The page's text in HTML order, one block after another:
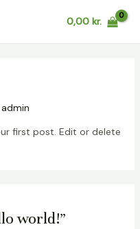
0,00kr.
admin
first post. Edit or delete
world!”